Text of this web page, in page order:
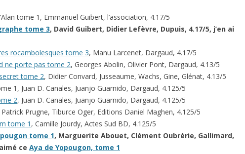
tome 1, Emmanuel Guibert, l’association, 4.17/5
tome 3, David Guibert, Didier Lefèvre, Dupuis, 4.17/5, j’en ai
rocambolesques tome 3, Manu Larcenet, Dargaud, 4.17/5
ne porte pas tome 2, Georges Abolin, Olivier Pont, Dargaud, 4.13/5
tome 2, Didier Convard, Jusseaume, Wachs, Gine, Glénat, 4.13/5
1, Juan D. Canales, Juanjo Guarnido, Dargaud, 4.125/5
2, Juan D. Canales, Juanjo Guarnido, Dargaud, 4.125/5
Prugne, Tiburce Oger, Editions Daniel Maghen, 4.125/5
tome 1 , Camille Jourdy, Actes Sud BD, 4.125/5
tome 1, Marguerite Abouet, Clément Oubrérie, Gallimard,
ce Aya de Yopougon, tome 1